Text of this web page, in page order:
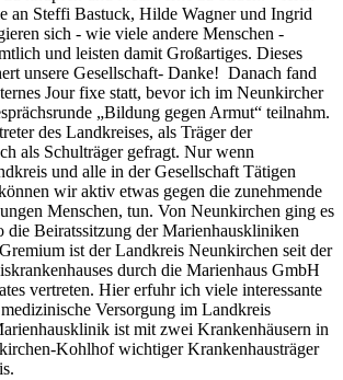
an Steffi Bastuck, Hilde Wagner und Ingrid
sich - wie viele andere Menschen -
und leisten damit Großartiges. Dieses
unsere Gesellschaft- Danke! Danach fand
Jour fixe statt, bevor ich im Neunkircher
„Bildung gegen Armut“ teilnahm.
des Landkreises, als Träger der
als Schulträger gefragt. Nur wenn
und alle in der Gesellschaft Tätigen
wir aktiv etwas gegen die zunehmende
Menschen, tun. Von Neunkirchen ging es
die Beiratssitzung der Marienhauskliniken
ist der Landkreis Neunkirchen seit der
durch die Marienhaus GmbH
vertreten. Hier erfuhr ich viele interessante
Versorgung im Landkreis
ist mit zwei Krankenhäusern in
Kohlhof wichtiger Krankenhausträger